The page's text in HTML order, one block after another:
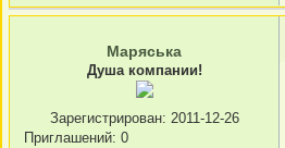
Маряська
Душа компании!
Зарегистрирован: 2011-12-26
Приглашений: 0